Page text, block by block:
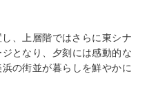
、上層階ではさらに東シナ
となり、夕刻には感動的な
の街並が暮らしを鮮やかに